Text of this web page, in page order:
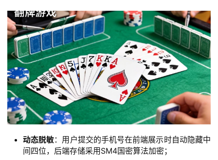
动态脱敏：用户提交的手机号在前端展示时自动隐藏中
间四位，后端存储采用SM4国密算法加密；